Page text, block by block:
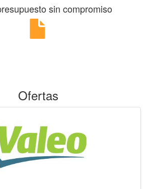
sin compromiso
Ofertas